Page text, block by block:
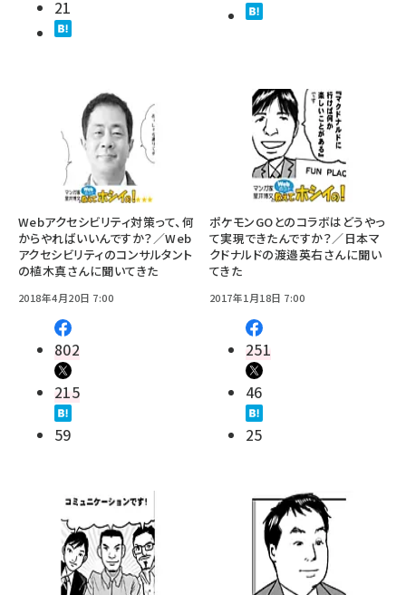
21
Webアクセシビリティ対策って、何
からやればいいんですか？／Web
アクセシビリティのコンサルタント
の植木真さんに聞いてきた
2018年4月20日 7:00
802
215
59
ポケモンGOとのコラボはどうやっ
て実現できたんですか？／日本マ
クドナルドの渡邉英右さんに聞い
てきた
2017年1月18日 7:00
251
46
25